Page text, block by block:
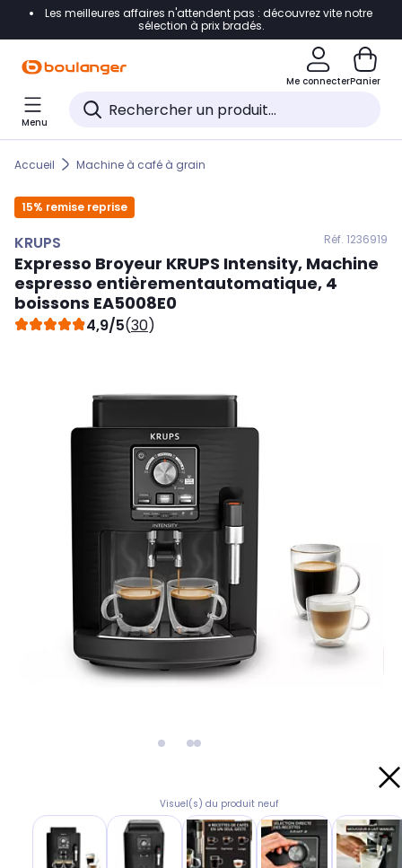
Accéder directement à la navigation
Accéder directement au pied de page
Accéder directement au chatbot
Les meilleures affaires n'attendent pas : découvrez vite notre
sélection à prix bradés.
Me connecterPanier
Menu
Accueil Machine à café à grain
15% remise reprise
KRUPS Réf. 1236919
Expresso Broyeur KRUPS Intensity, Machine
espresso entièrementautomatique, 4
boissons EA5008E0
4,9/5(30)
Visuel(s) du produit neuf